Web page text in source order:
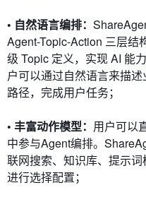
• 自然语言编排：
Agent-Topic-Action 三层结
级 Topic 定义，实现 AI 能
户可以通过自然语言来描
路径，完成用户任务；
• 丰富动作模型： 用户可以
中参与Agent编排。
联网搜索、知识库、提示
进行选择配置；